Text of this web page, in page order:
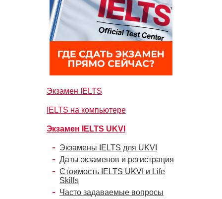
Экзамен IELTS
IELTS на компьютере
Экзамен IELTS UKVI
Экзамены IELTS для UKVI
Даты экзаменов и регистрация
Стоимость IELTS UKVI и Life
Skills
Часто задаваемые вопросы